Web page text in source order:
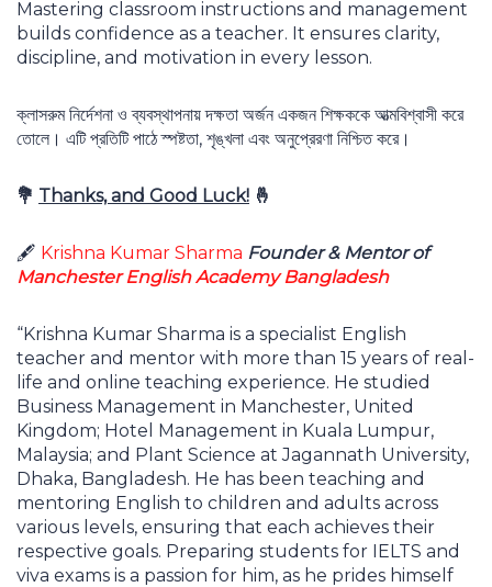
Mastering classroom instructions and management
builds confidence as a teacher. It ensures clarity,
discipline, and motivation in every lesson.
ক্লাসরুম নির্দেশনা ও ব্যবস্থাপনায় দক্ষতা অর্জন একজন শিক্ষককে আত্মবিশ্বাসী করে
তোলে। এটি প্রতিটি পাঠে স্পষ্টতা, শৃঙ্খলা এবং অনুপ্রেরণা নিশ্চিত করে।
💐 Thanks, and Good Luck! 🤞
🖋 Krishna Kumar Sharma Founder & Mentor of
Manchester English Academy Bangladesh
“Krishna Kumar Sharma is a specialist English
teacher and mentor with more than 15 years of real-
life and online teaching experience. He studied
Business Management in Manchester, United
Kingdom; Hotel Management in Kuala Lumpur,
Malaysia; and Plant Science at Jagannath University,
Dhaka, Bangladesh. He has been teaching and
mentoring English to children and adults across
various levels, ensuring that each achieves their
respective goals. Preparing students for IELTS and
viva exams is a passion for him, as he prides himself